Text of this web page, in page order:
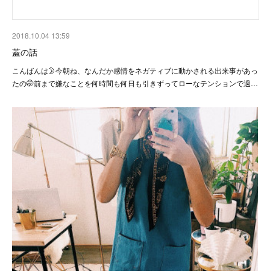
2018.10.04 13:59
蓋の話
こんばんは🌛今朝ね、なんだか感情をネガティブに動かされる出来事があっ
たの🤭前まで嫌なことを何時間も何日も引きずってローなテンションで過…